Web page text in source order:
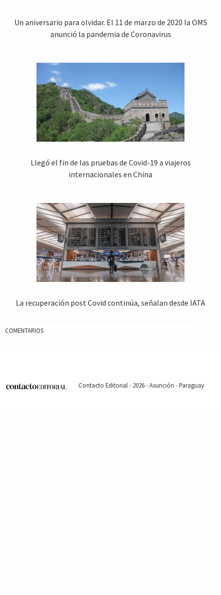
Un aniversario para olvidar. El 11 de marzo de 2020 la OMS
anunció la pandemia de Coronavirus
Llegó el fin de las pruebas de Covid-19 a viajeros
internacionales en China
La recuperación post Covid continúa, señalan desde IATA
COMENTARIOS
Contacto Editorial - 2026 - Asunción - Paraguay